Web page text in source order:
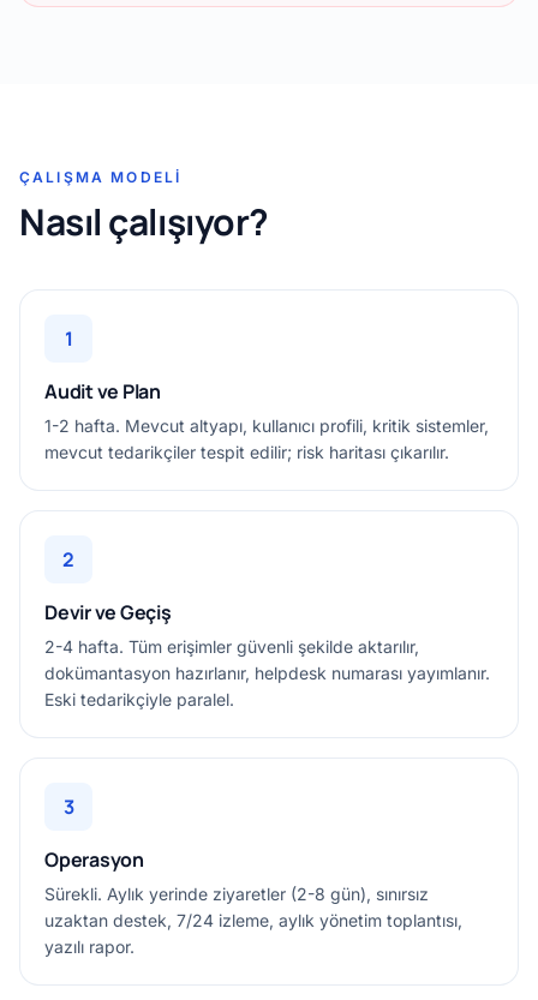
ÇALIŞMA MODELI
Nasıl çalışıyor?
1
Audit ve Plan
1-2 hafta. Mevcut altyapı, kullanıcı profili, kritik sistemler,
mevcut tedarikçiler tespit edilir; risk haritası çıkarılır.
2
Devir ve Geçiş
2-4 hafta. Tüm erişimler güvenli şekilde aktarılır,
dokümantasyon hazırlanır, helpdesk numarası yayımlanır.
Eski tedarikçiyle paralel.
3
Operasyon
Sürekli. Aylık yerinde ziyaretler (2-8 gün), sınırsız
uzaktan destek, 7/24 izleme, aylık yönetim toplantısı,
yazılı rapor.